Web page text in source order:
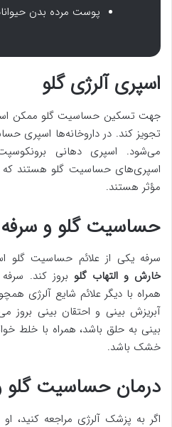
پوست مرده بدن
اسپری آلرژی گلو
جهت تسکین حساسیت گلو ممکن
تجویز کند. در داروخانه‌ها اسپری
می‌شود. اسپری دهانی
اسپری‌های حساسیت گلو هستند
مؤثر هستند.
حساسیت گلو و سرفه
سرفه یکی از علائم حساسیت گلو
خارش و التهاب گلو بروز کند.
همراه با دیگر علائم شایع آلرژی
آبریزش بینی و احتقان بینی بروز
بینی به حلق باشد، همراه با خلط
خشک باشد.
درمان حساسیت گلو
اگر به پزشک آلرژی مراجعه کنید،